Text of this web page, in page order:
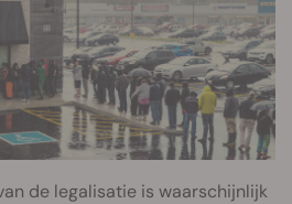
de legalisatie is waarschijnlijk